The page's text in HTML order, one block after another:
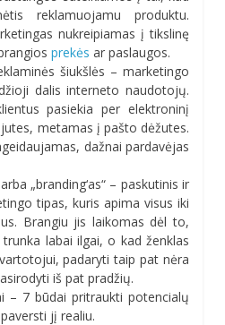
reklamuojamu produktu.
nukreipiamas į tikslinę
prekės ar paslaugos.
šiukšlės – marketingo
dalis interneto naudotojų.
pasiekia per elektroninį
metamas į pašto dėžutes.
dažnai pardavėjas
„branding‘as“ – paskutinis ir
tipas, kuris apima visus iki
Brangiu jis laikomas dėl to,
labai ilgai, o kad ženklas
padaryti taip pat nėra
iš pat pradžių.
– 7 būdai pritraukti potencialų
jį realiu.